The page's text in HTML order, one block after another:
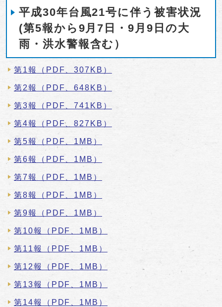
平成30年台風21号に伴う被害状況
(第5報から9月7日・9月9日の大
雨・洪水警報含む）
第1報（PDF、307KB）
第2報（PDF、648KB）
第3報（PDF、741KB）
第4報（PDF、827KB）
第5報（PDF、1MB）
第6報（PDF、1MB）
第7報（PDF、1MB）
第8報（PDF、1MB）
第9報（PDF、1MB）
第10報（PDF、1MB）
第11報（PDF、1MB）
第12報（PDF、1MB）
第13報（PDF、1MB）
第14報（PDF、1MB）